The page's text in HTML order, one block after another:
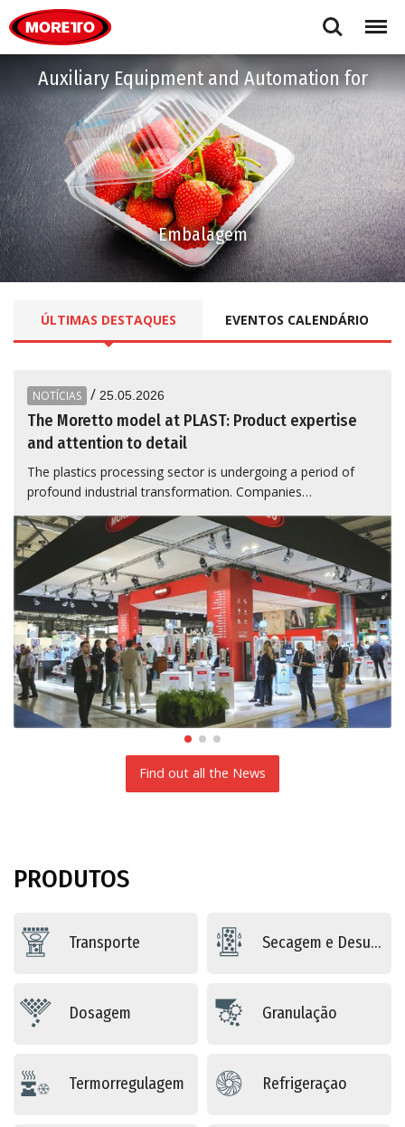
Search Menu
Auxiliary Equipment and Automation for
Embalagem
ÚLTIMAS DESTAQUES EVENTOS CALENDÁRIO
NOTÍCIAS / 25.05.2026
The Moretto model at PLAST: Product expertise
and attention to detail
The plastics processing sector is undergoing a period of
profound industrial transformation. Companies…
Find out all the News
PRODUTOS
Transporte Secagem e Desumidificação
Dosagem Granulação
Termorregulagem Refrigeraçao